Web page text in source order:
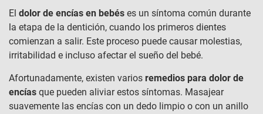
El dolor de encías en bebés es un síntoma común durante
la etapa de la dentición, cuando los primeros dientes
comienzan a salir. Este proceso puede causar molestias,
irritabilidad e incluso afectar el sueño del bebé.
Afortunadamente, existen varios remedios para dolor de
encías que pueden aliviar estos síntomas. Masajear
suavemente las encías con un dedo limpio o con un anillo